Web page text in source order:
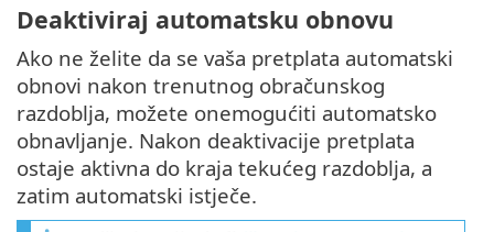
Deaktiviraj automatsku obnovu
Ako ne želite da se vaša pretplata automatski
obnovi nakon trenutnog obračunskog
razdoblja, možete onemogućiti automatsko
obnavljanje. Nakon deaktivacije pretplata
ostaje aktivna do kraja tekućeg razdoblja, a
zatim automatski istječe.